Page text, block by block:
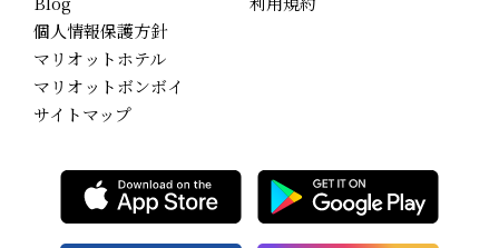
個人情報保護方針
マリオットホテル
マリオットボンボイ
サイトマップ